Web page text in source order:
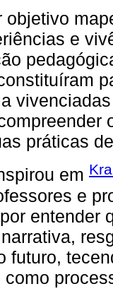
objetivo
e
práticas
em
e
entender
futuro,